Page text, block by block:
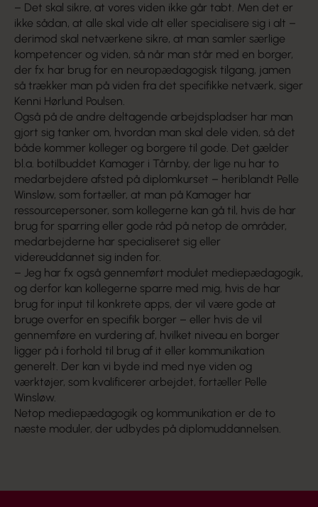
– Det skal sikre, at vores viden ikke går tabt. Men det er
ikke sådan, at alle skal vide alt eller specialisere sig i alt –
derimod skal netværkene sikre, at man samler særlige
kompetencer og viden, så når man står med en borger,
der fx har brug for en neuropædagogisk tilgang, jamen
så trækker man på viden fra det specifikke netværk, siger
Kenni Hørlund Poulsen.
Også på de andre deltagende arbejdspladser har man
gjort sig tanker om, hvordan man skal dele viden, så det
både kommer kolleger og borgere til gode. Det gælder
bl.a. botilbuddet Kamager i Tårnby, der lige nu har to
medarbejdere afsted på diplomkurset – heriblandt Pelle
Winsløw, som fortæller, at man på Kamager har
ressourcepersoner, som kollegerne kan gå til, hvis de har
brug for sparring eller gode råd på netop de områder,
medarbejderne har specialiseret sig eller
videreuddannet sig inden for.
– Jeg har fx også gennemført modulet mediepædagogik,
og derfor kan kollegerne sparre med mig, hvis de har
brug for input til konkrete apps, der vil være gode at
bruge overfor en specifik borger – eller hvis de vil
gennemføre en vurdering af, hvilket niveau en borger
ligger på i forhold til brug af it eller kommunikation
generelt. Der kan vi byde ind med nye viden og
værktøjer, som kvalificerer arbejdet, fortæller Pelle
Winsløw.
Netop mediepædagogik og kommunikation er de to
næste moduler, der udbydes på diplomuddannelsen.